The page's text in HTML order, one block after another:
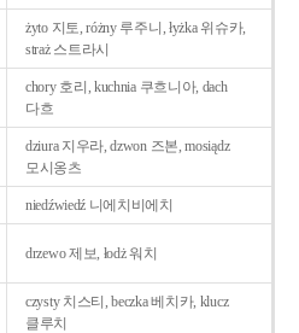
żyto 지토, różny 루주니, łyżka 위슈카,
straż 스트라시
chory 호리, kuchnia 쿠흐니아, dach
다흐
dziura 지우라, dzwon 즈본, mosiądz
모시옹츠
niedźwiedź 니에치비에치
drzewo 제보, łodż 워치
czysty 치스티, beczka 베치카, klucz
클루치